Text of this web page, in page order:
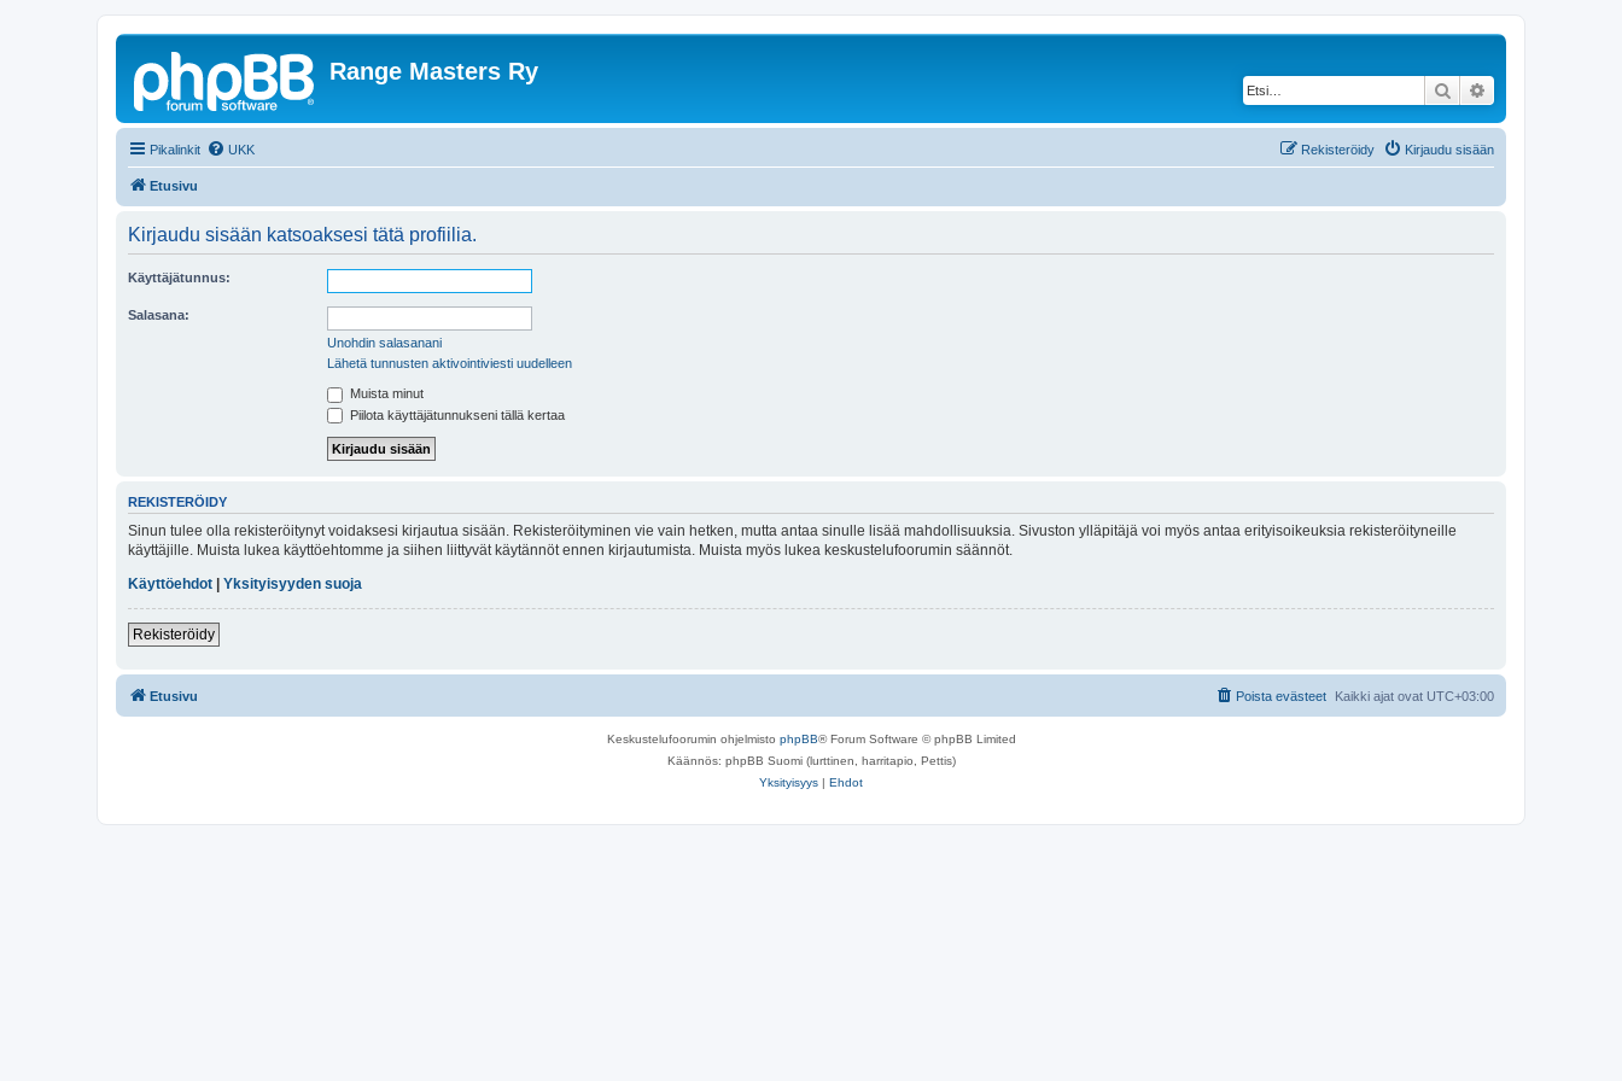
Range Masters Ry
Etsi
Pikalinkit UKK Kirjaudu sisään
Rekisteröidy
Etusivu
Kirjaudu sisään katsoaksesi tätä profiilia.
Käyttäjätunnus:
Salasana:
Unohdin salasanani
Lähetä tunnusten aktivointiviesti uudelleen
Muista minut
Piilota käyttäjätunnukseni tällä kertaa
REKISTERÖIDY
Sinun tulee olla rekisteröitynyt voidaksesi kirjautua sisään. Rekisteröityminen vie vain hetken, mutta antaa sinulle lisää mahdollisuuksia. Sivuston ylläpitäjä voi myös antaa erityisoikeuksia rekisteröityneille
käyttäjille. Muista lukea käyttöehtomme ja siihen liittyvät käytännöt ennen kirjautumista. Muista myös lukea keskustelufoorumin säännöt.
Käyttöehdot | Yksityisyyden suoja
Rekisteröidy
Etusivu Kaikki ajat ovat UTC+03:00
Poista evästeet
Keskustelufoorumin ohjelmisto phpBB® Forum Software © phpBB Limited
Käännös: phpBB Suomi (lurttinen, harritapio, Pettis)
Yksityisyys | Ehdot